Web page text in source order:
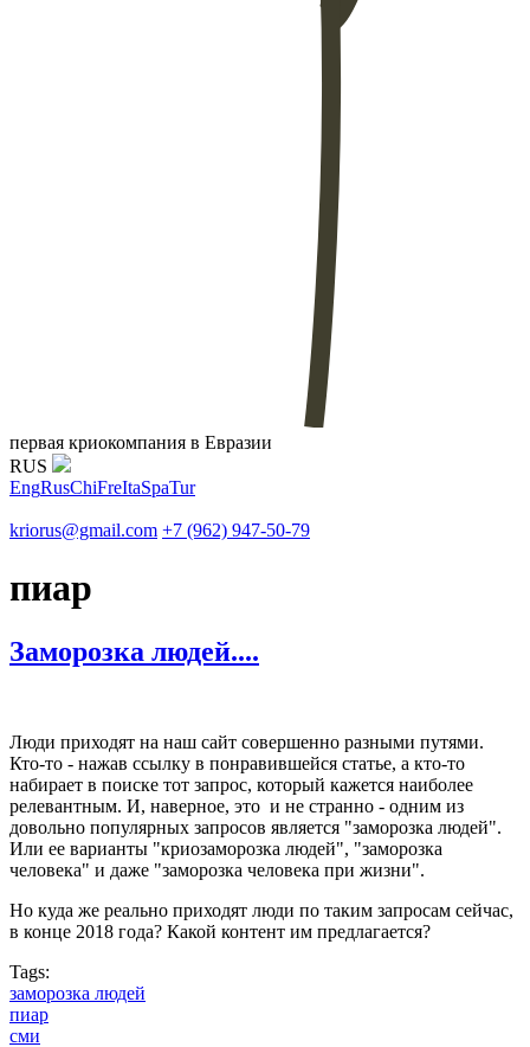
первая криокомпания в Евразии
RUS
EngRusChiFreItaSpaTur
kriorus@gmail.com +7 (962) 947-50-79
пиар
Заморозка людей....
Люди приходят на наш сайт совершенно разными путями.
Кто-то - нажав ссылку в понравившейся статье, а кто-то
набирает в поиске тот запрос, который кажется наиболее
релевантным. И, наверное, это и не странно - одним из
довольно популярных запросов является "заморозка людей".
Или ее варианты "криозаморозка людей", "заморозка
человека" и даже "заморозка человека при жизни".
Но куда же реально приходят люди по таким запросам сейчас,
в конце 2018 года? Какой контент им предлагается?
Tags:
заморозка людей
пиар
сми